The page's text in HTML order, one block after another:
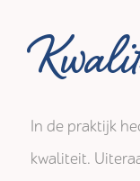
In de praktijk
kwaliteit.